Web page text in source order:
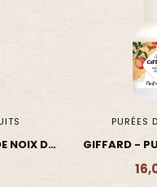
PÊCHE
€
PURÉES
GIFFARD -